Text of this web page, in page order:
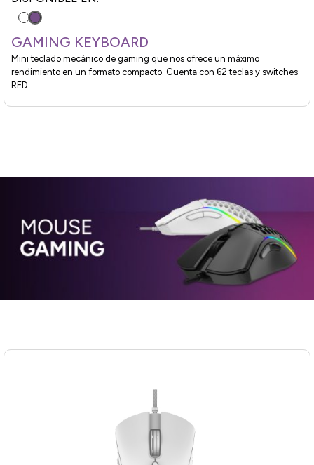
GAMING KEYBOARD
Mini teclado mecánico de gaming que nos ofrece un máximo
rendimiento en un formato compacto. Cuenta con 62 teclas y switches
RED.